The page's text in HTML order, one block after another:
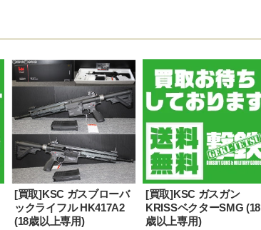
[買取]KSC ガスブローバ
ックライフル HK417A2
(18歳以上専用)
[買取]KSC ガスガン
KRISSベクターSMG (18
歳以上専用)